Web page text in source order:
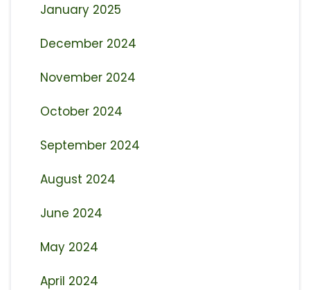
January 2025
December 2024
November 2024
October 2024
September 2024
August 2024
June 2024
May 2024
April 2024